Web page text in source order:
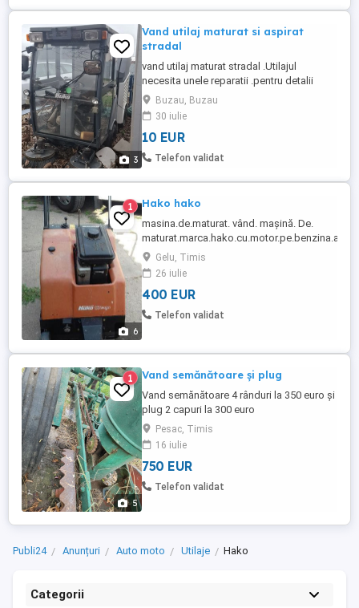
3
Vand utilaj maturat si aspirat
stradal
vand utilaj maturat stradal .Utilajul
necesita unele reparatii .pentru detalii
sunati la nr de telefon
Buzau, Buzau
30 iulie
10 EUR
Telefon validat
6
1 Hako hako
masina.de.maturat. vând. mașină. De.
Cu. 2.perÎ..filtru.pt.praf.mașină.
germania
Gelu, Timis
26 iulie
400 EUR
Telefon validat
5
1 Vand semănătoare și plug
Vand semănătoare 4 rânduri la 350 euro și
plug 2 capuri la 300 euro
Pesac, Timis
16 iulie
750 EUR
Telefon validat
Publi24 Anunțuri Auto moto Utilaje Hako
Categorii